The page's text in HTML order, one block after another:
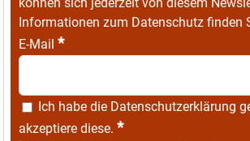
Informationen zum Datenschutz finden
E-Mail *
Ich habe die Datenschutzerklärung
akzeptiere diese. *